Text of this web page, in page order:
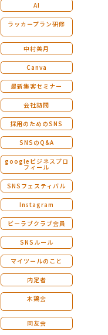
AI
ラッカープラン研修
中村美月
Canva
最新集客セミナー
会社訪問
採用のためのSNS
SNSのQ&A
googleビジネスプロ
フィール
SNSフェスティバル
Instagram
ビーラブクラブ会員
SNSルール
マイツールのこと
内定者
木鶏会
同友会